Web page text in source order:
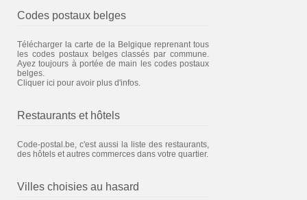
Codes postaux belges
Télécharger la carte de la Belgique reprenant tous
les codes postaux belges classés par commune.
Ayez toujours à portée de main les codes postaux
belges.
Cliquer ici pour avoir plus d'infos.
Restaurants et hôtels
Code-postal.be, c'est aussi la liste des restaurants,
des hôtels et autres commerces dans votre quartier.
Villes choisies au hasard